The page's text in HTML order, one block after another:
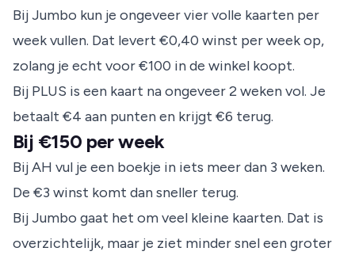
Bij Jumbo kun je ongeveer vier volle kaarten per
week vullen. Dat levert €0,40 winst per week op,
zolang je echt voor €100 in de winkel koopt.
Bij PLUS is een kaart na ongeveer 2 weken vol. Je
betaalt €4 aan punten en krijgt €6 terug.
Bij €150 per week
Bij AH vul je een boekje in iets meer dan 3 weken.
De €3 winst komt dan sneller terug.
Bij Jumbo gaat het om veel kleine kaarten. Dat is
overzichtelijk, maar je ziet minder snel een groter